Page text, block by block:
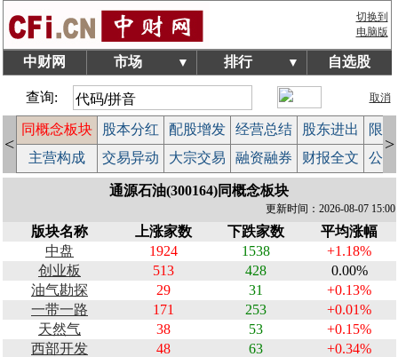
切换到
电脑版
中财网 市场 ▼ 排行 ▼ 自选股
查询: 取消
<
同概念板块 股本分红 配股增发 经营总结 股东进出
限
主营构成 交易异动 大宗交易 融资融券 财报全文 公
>
通源石油(300164)同概念板块
更新时间：2026-08-07 15:00
版块名称 上涨家数 下跌家数
平均涨幅
中盘
1924 1538
+1.18%
创业板
513 428
0.00%
油气勘探
29 31
+0.13%
一带一路
171 253
+0.01%
天然气
38 53
+0.15%
西部开发
48 63
+0.34%